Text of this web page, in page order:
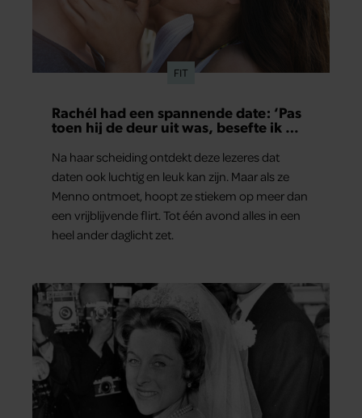
FIT
Rachél had een spannende date: ‘Pas
toen hij de deur uit was, besefte ik wat
Na haar scheiding ontdekt deze lezeres dat
daten ook luchtig en leuk kan zijn. Maar als ze
Menno ontmoet, hoopt ze stiekem op meer dan
een vrijblijvende flirt. Tot één avond alles in een
heel ander daglicht zet.